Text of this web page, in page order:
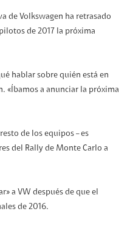
de Volkswagen ha retrasado
de 2017 la próxima
hablar sobre quién está en
«Íbamos a anunciar la próxima
de los equipos – es
del Rally de Monte Carlo a
a VW después de que el
de 2016.